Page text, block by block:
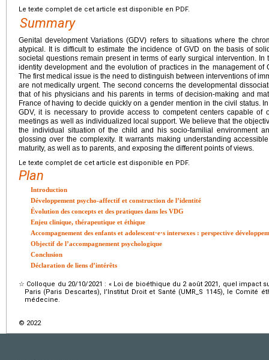
Le texte complet de cet article est disponible en PDF.
Summary
Genital development Variations (GDV) refers to situations where the
atypical. It is difficult to estimate the incidence of GVD on the basis of
societal questions remain present in terms of early surgical intervention.
identity development and the evolution of practices in the management of
The first medical issue is the need to distinguish between interventions of
are not medically urgent. The second concerns the developmental
that of his physicians and his parents in terms of decision-making and
France of having to decide quickly on a gender mention in the civil status.
GDV, it is necessary to provide access to competent centers capable of
meetings as well as individualized local support. We believe that the
the individual situation of the child and his socio-familial environment
glossing over the complexity. It warrants making understanding
maturity, as well as to parents, and exposing the different points of views.
Le texte complet de cet article est disponible en PDF.
Plan
Introduction
Développement psycho-affectif et construction de l’identité
Évolution des concepts et des pratiques dans les VDG
Enjeu clinique, thérapeutique et éthique
Accompagnement des enfants et adolescent·e·s intersexes : perspective
Objectif de l’accompagnement psychologique
Conclusion
Déclaration de liens d’intérêts
☆ Colloque du 20/10/2021 : « Loi de bioéthique du 2 août 2021, quel impact
Paris (Paris Descartes), l’Institut Droit et Santé (UMR_S 1145), le Comité
médecine.
© 2022